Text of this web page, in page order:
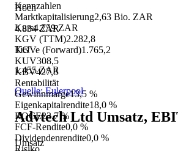
Kennzahlen
Marktkapitalisierung2,63 Bio. ZAR
Kurs4.759 ZAR
KGV (TTM)2.282,8
KGVe (Forward)1.765,2
KUV308,5
KBV427,8
Rentabilität
Gewinnmarge13,5 %
Eigenkapitalrendite18,0 %
ROCE23,7 %
FCF-Rendite0,0 %
Dividendenrendite0,0 %
Hoch
4.834 ZAR
Tief
1.455 ZAR
Quelle: Eulerpool
Advtech Ltd Umsatz,
Umsatz